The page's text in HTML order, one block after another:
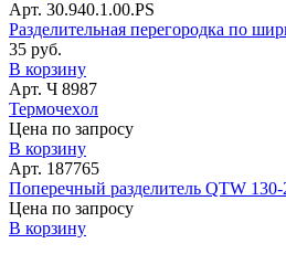
Арт. 30.940.1.00.PS
Разделительная перегородка по
35 руб.
В корзину
Арт. Ч 8987
Термочеxол
Цена по запросу
В корзину
Арт. 187765
Поперечный разделитель QTW 130-
Цена по запросу
В корзину